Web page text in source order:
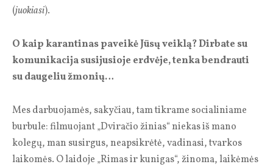
(juokiasi).
O kaip karantinas paveikė Jūsų veiklą? Dirbate su
komunikacija susijusioje erdvėje, tenka bendrauti
su daugeliu žmonių…
Mes darbuojamės, sakyčiau, tam tikrame socialiniame
burbule: filmuojant „Dviračio žinias“ niekas iš mano
kolegų, man susirgus, neapsikrėtė, vadinasi, tvarkos
laikomės. O laidoje „Rimas ir kunigas“, žinoma, laikėmės